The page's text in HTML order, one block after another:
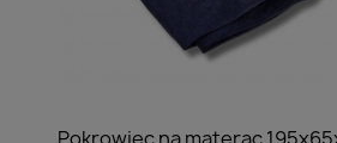
 Szybki podgląd